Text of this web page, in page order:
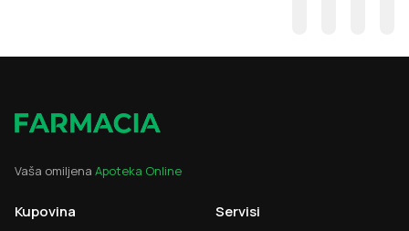
Vaša omiljena Apoteka Online
Kupovina Servisi